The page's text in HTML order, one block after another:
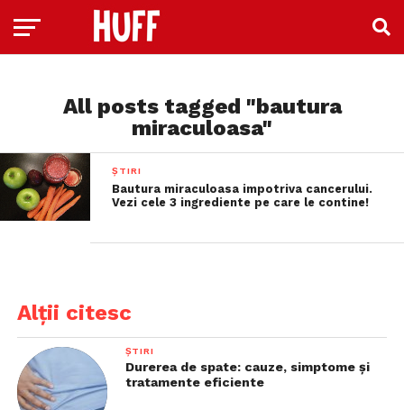
All posts tagged "bautura
miraculoasa"
ȘTIRI
Bautura miraculoasa impotriva cancerului.
Vezi cele 3 ingrediente pe care le contine!
Alții citesc
ȘTIRI
Durerea de spate: cauze, simptome și
tratamente eficiente